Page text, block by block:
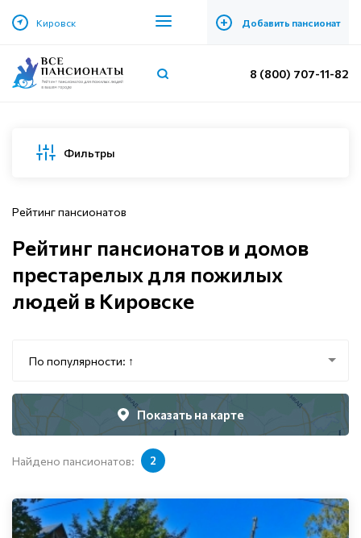
Кировск + Добавить пансионат
8 (800) 707-11-82
Фильтры
Рейтинг пансионатов
Рейтинг пансионатов и домов
престарелых для пожилых
людей в Кировске
По популярности: ↑
Показать на карте
Найдено пансионатов: 2